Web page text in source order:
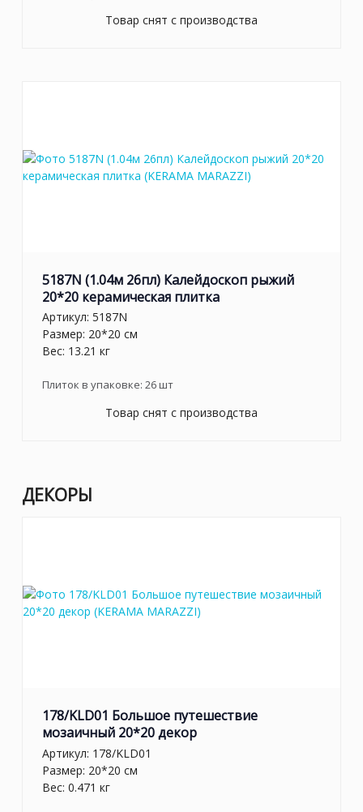
Товар снят с производства
5187N (1.04м 26пл) Калейдоскоп рыжий
20*20 керамическая плитка
Артикул: 5187N
Размер: 20*20 см
Вес: 13.21 кг
Плиток в упаковке: 26шт
Товар снят с производства
ДЕКОРЫ
178/KLD01 Большое путешествие
мозаичный 20*20 декор
Артикул: 178/KLD01
Размер: 20*20 см
Вес: 0.471 кг